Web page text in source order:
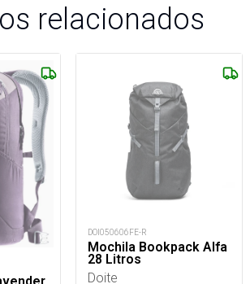
relacionados
DOI050606FE-R
Mochila Bookpack Alfa
28 Litros
Doite